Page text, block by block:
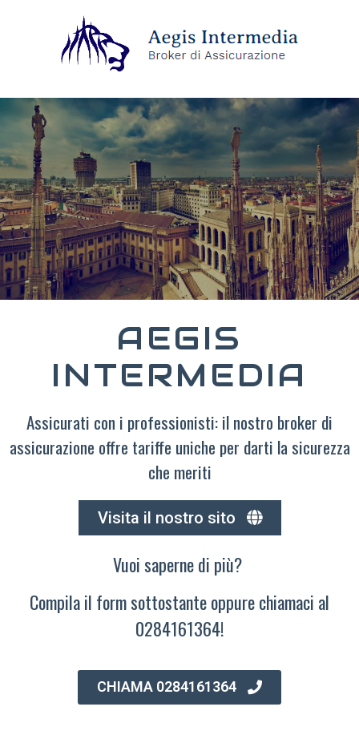
AEGIS
INTERMEDIA
Assicurati con i professionisti: il nostro broker di
assicurazione offre tariffe uniche per darti la sicurezza
che meriti
Visita il nostro sito
Vuoi saperne di più?
Compila il form sottostante oppure chiamaci al
0284161364!
CHIAMA 0284161364